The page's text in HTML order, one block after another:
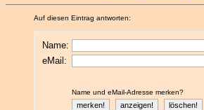
Auf diesen Eintrag antworten:
Name:
eMail:
Name und eMail-Adresse merken?